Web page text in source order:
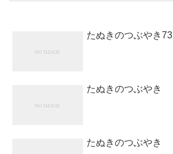
たぬきのつぶやき73
たぬきのつぶやき
たぬきのつぶやき